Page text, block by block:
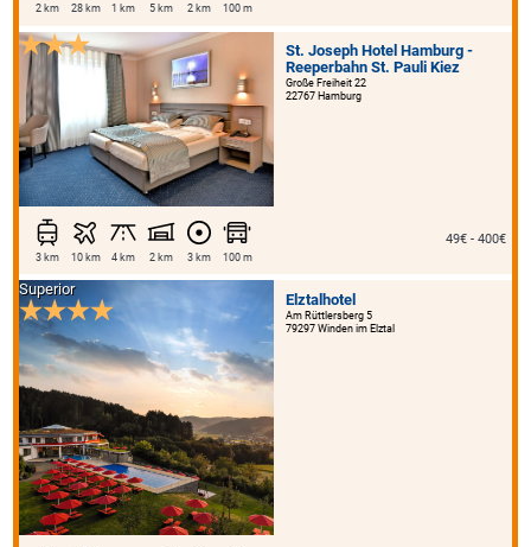
2 km 28 km 1 km 5 km 2 km 100 m
St. Joseph Hotel Hamburg -
Reeperbahn St. Pauli Kiez
Große Freiheit 22
22767 Hamburg
3 km 10 km 4 km 2 km 3 km 100 m
49€ - 400€
Elztalhotel
Am Rüttlersberg 5
79297 Winden im Elztal
Superior